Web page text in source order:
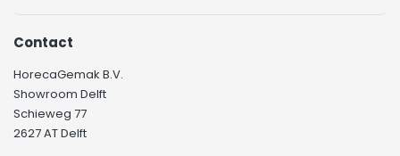
Contact
HorecaGemak B.V.
Showroom Delft
Schieweg 77
2627 AT Delft